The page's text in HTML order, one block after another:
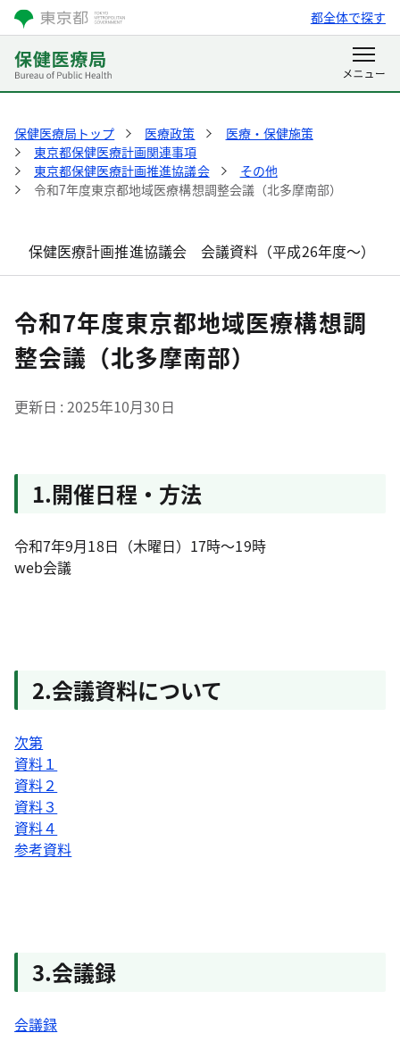
都全体で探す
保健医療局トップ 医療政策
医療・保健施策
東京都保健医療計画関連事項
東京都保健医療計画推進協議会
その他
令和7年度東京都地域医療構想調整会議（北多摩南部）
保健医療計画推進協議会 会議資料（平成26年度～）
令和7年度東京都地域医療構想調
整会議（北多摩南部）
更新日 2025年10月30日
1.開催日程・方法
令和7年9月18日（木曜日）17時～19時
web会議
2.会議資料について
次第
資料１
資料２
資料３
資料４
参考資料
3.会議録
会議録